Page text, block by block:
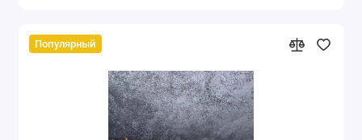
Популярный